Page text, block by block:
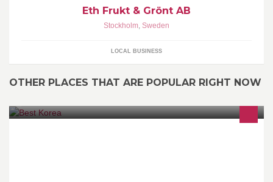
Eth Frukt & Grönt AB
Stockholm, Sweden
LOCAL BUSINESS
OTHER PLACES THAT ARE POPULAR RIGHT NOW